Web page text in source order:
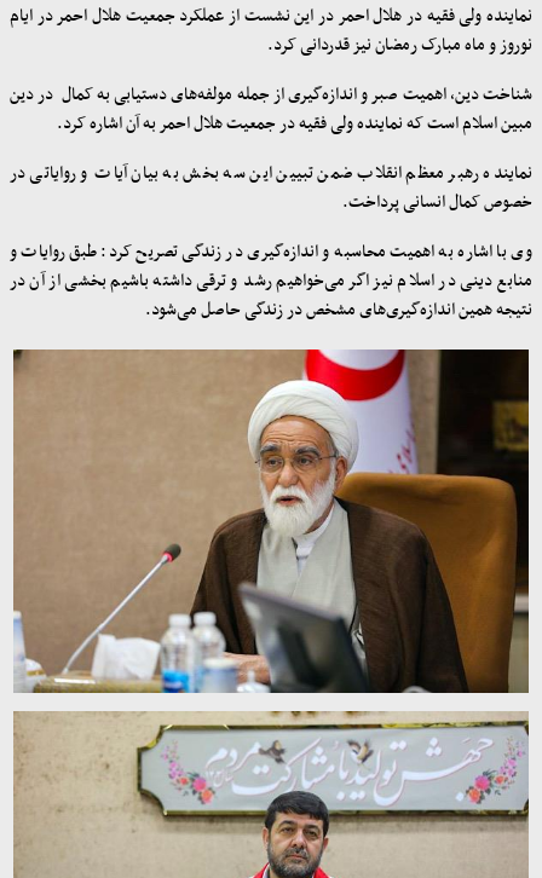
نماینده ولی فقیه در هلال احمر در این نشست از عملکرد جمعیت هلال احمر در ایام
نوروز و ماه مبارک رمضان نیز قدردانی کرد.
شناخت دین، اهمیت صبر و اندازه‌گیری از جمله مولفه‌های دستیابی به کمال در دین
مبین اسلام است که نماینده ولی فقیه در جمعیت هلال احمر به آن اشاره کرد.
نماینده رهبر معظم انقلاب ضمن تبیین این سه بخش به بیان آیات و روایاتی در
خصوص کمال انسانی پرداخت.
وی با اشاره به اهمیت محاسبه و اندازه‌گیری در زندگی تصریح کرد: طبق روایات و
منابع دینی در اسلام نیز اگر می‌خواهیم رشد و ترقی داشته باشیم بخشی از آن در
نتیجه همین اندازه‌گیری‌های مشخص در زندگی حاصل می‌شود.